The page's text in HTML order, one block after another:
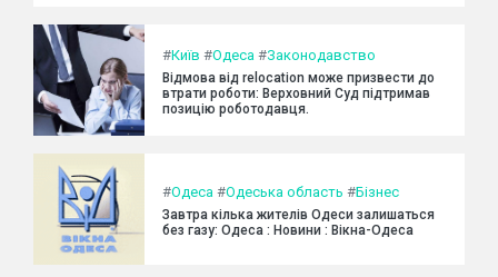
#Київ #Одеса #Законодавство
Відмова від relocation може призвести до
втрати роботи: Верховний Суд підтримав
позицію роботодавця.
#Одеса #Одеська область #Бізнес
Завтра кілька жителів Одеси залишаться
без газу: Одеса : Новини : Вікна-Одеса